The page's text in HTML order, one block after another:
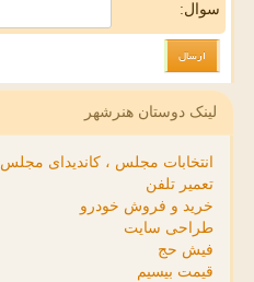
سوال:
لینک دوستان هنرشهر
انتخابات مجلس ، کاندیدای مجلس
تعمیر تلفن
خرید و فروش خودرو
طراحی سایت
فیش حج
قیمت بیسیم